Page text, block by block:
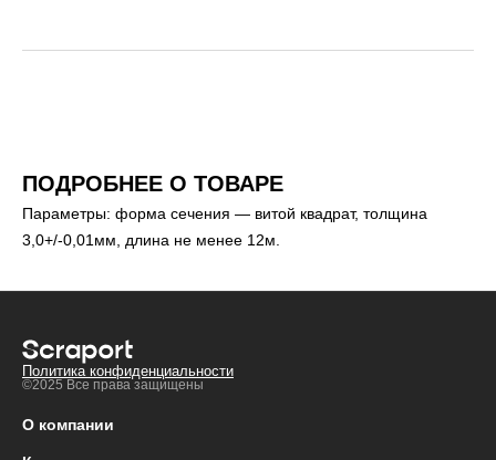
ПОДРОБНЕЕ О ТОВАРЕ
Параметры: форма сечения — витой квадрат, толщина
3,0+/-0,01мм, длина не менее 12м.
Политика конфиденциальности
©2025 Все права защищены
О компании